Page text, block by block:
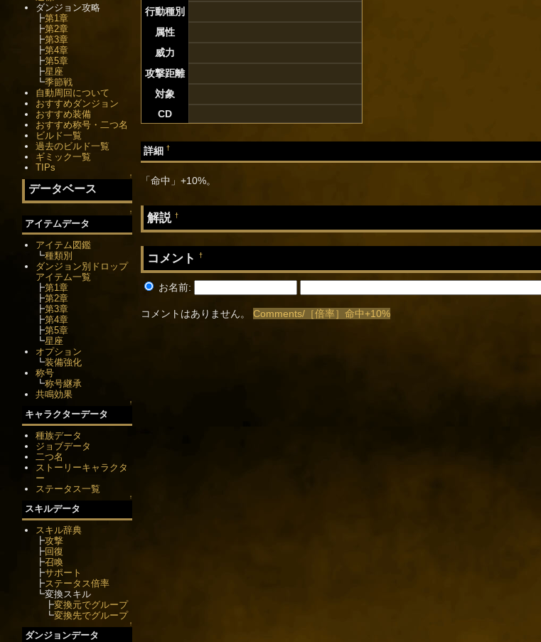
行動種別
属性
威力
攻撃距離
対象
CD
詳細 †
「命中」+10%。
解説 †
コメント †
お名前:
コメントはありません。 Comments/［倍率］命中+10%
ダンジョン攻略
┣第1章
┣第2章
┣第3章
┣第4章
┣第5章
┣星座
┗季節戦
自動周回について
おすすめダンジョン
おすすめ装備
おすすめ称号・二つ名
ビルド一覧
過去のビルド一覧
ギミック一覧
TIPs
↑
データベース
↑
アイテムデータ
アイテム図鑑
┗種類別
ダンジョン別ドロップ
アイテム一覧
┣第1章
┣第2章
┣第3章
┣第4章
┣第5章
┗星座
オプション
┗装備強化
称号
┗称号継承
共鳴効果
↑
キャラクターデータ
種族データ
ジョブデータ
二つ名
ストーリーキャラクタ
ー
ステータス一覧
↑
スキルデータ
スキル辞典
┣攻撃
┣回復
┣召喚
┣サポート
┣ステータス倍率
┗変換スキル
┣変換元でグループ
┗変換先でグループ
↑
ダンジョンデータ